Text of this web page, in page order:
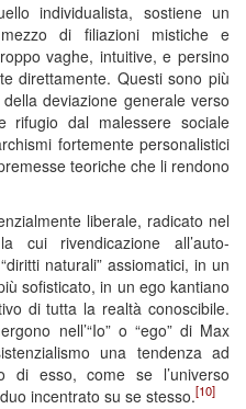
individualista, sostiene un
di filiazioni mistiche e
vaghe, intuitive, e persino
direttamente. Questi sono più
deviazione generale verso
rifugio dal malessere sociale
fortemente personalistici
teoriche che li rendono
liberale, radicato nel
cui rivendicazione all’auto-
naturali” assiomatici, in un
sofisticato, in un ego kantiano
di tutta la realtà conoscibile.
nell’“Io” o “ego” di Max
una tendenza ad
di esso, come se l’universo
incentrato su se stesso.[10]